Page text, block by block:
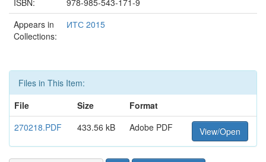
ISBN:
978-985-543-171-9
Appears in
Collections:
ИТС 2015
Files in This Item:
File
Size
Format
270218.PDF
433.56 kB Adobe PDF View/Open